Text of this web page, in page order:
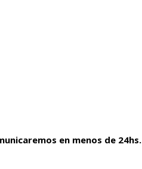
en menos de 24hs.